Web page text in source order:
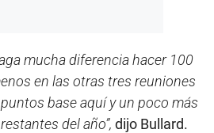
mucha diferencia hacer 100
en las otras tres reuniones
base aquí y un poco más
del año”, dijo Bullard.